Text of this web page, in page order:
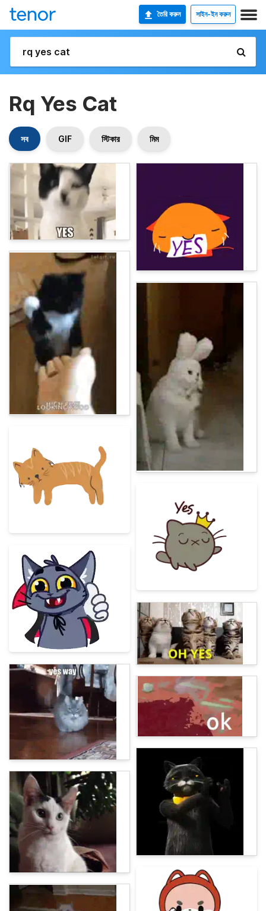
তৈরি করুন সাইন-ইন করুন
Rq Yes Cat
সব GIF স্টিকার মিম